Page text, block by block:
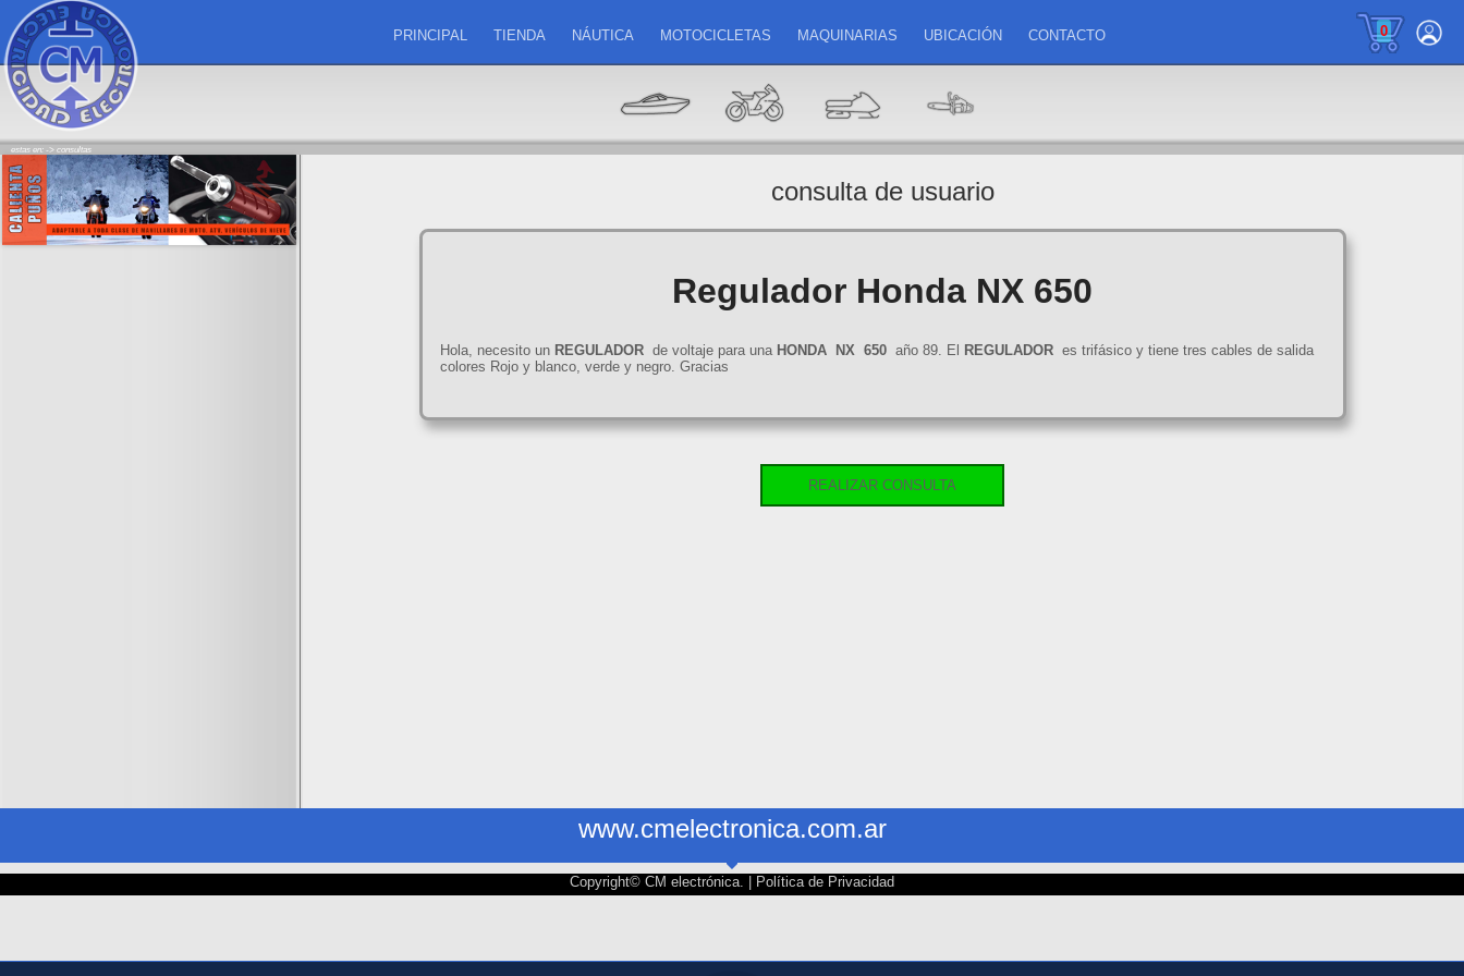
0
PRINCIPAL TIENDA NÁUTICA MOTOCICLETAS MAQUINARIAS UBICACIÓN CONTACTO
estas en: -> consultas
consulta de usuario
Regulador Honda NX 650
Hola, necesito un REGULADORde voltaje para una HONDA NX 650año 89. El REGULADORes trifásico y tiene tres cables de salida
colores Rojo y blanco, verde y negro. Gracias
REALIZAR CONSULTA
www.cmelectronica.com.ar
Copyright© CM electrónica. | Política de Privacidad